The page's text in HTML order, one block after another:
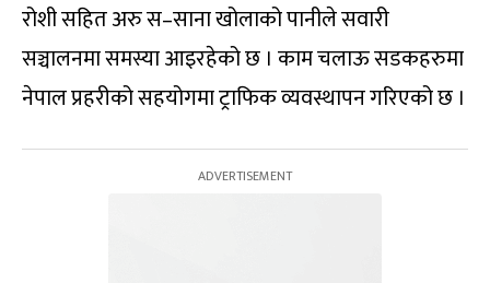
रोशी सहित अरु स–साना खोलाको पानीले सवारी
सञ्चालनमा समस्या आइरहेको छ । काम चलाऊ सडकहरुमा
नेपाल प्रहरीको सहयोगमा ट्राफिक व्यवस्थापन गरिएको छ ।